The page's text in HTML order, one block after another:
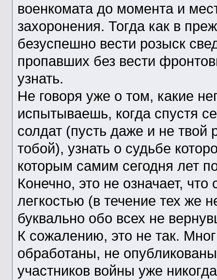
военкомата до момента и
захоронения. Тогда как в
безуспешно вести розыск
пропавших без вести
узнать.
Не говоря уже о том, какие
испытываешь, когда спустя
солдат (пусть даже и не
тобой), узнать о судьбе
которым самим сегодня лет
Конечно, это не означает,
легкостью (в течение тех же
буквально обо всех не
К сожалению, это не так.
обработаны, не
участников войны уже